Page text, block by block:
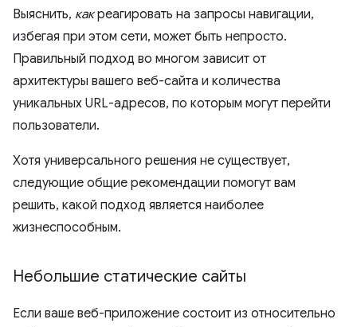
Выяснить, какреагировать на запросы навигации,
избегая при этом сети, может быть непросто.
Правильный подход во многом зависит от
архитектуры вашего веб-сайта и количества
уникальных URL-адресов, по которым могут перейти
пользователи.
Хотя универсального решения не существует,
следующие общие рекомендации помогут вам
решить, какой подход является наиболее
жизнеспособным.
Небольшие статические сайты
Если ваше веб-приложение состоит из относительно